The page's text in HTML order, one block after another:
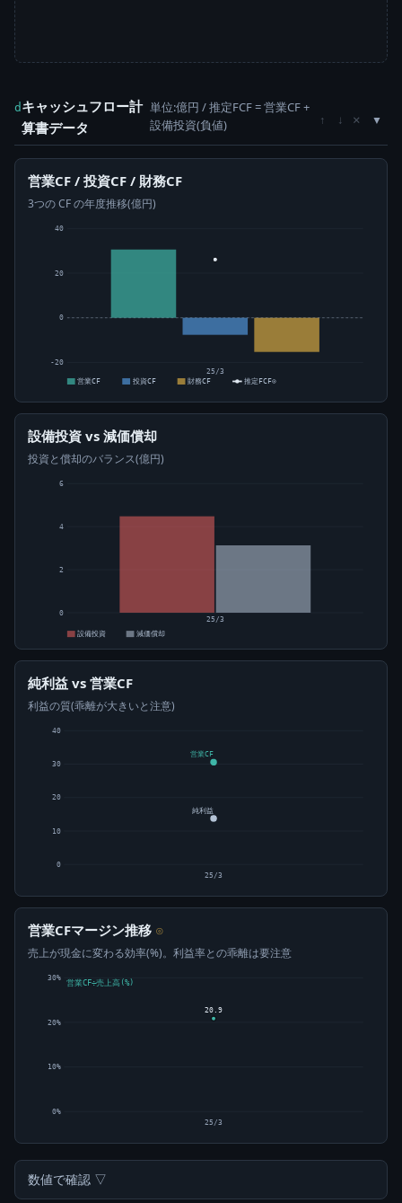
d キャッシュフロー計
算書データ
単位:億円 / 推定FCF = 営業CF +
設備投資(負値)
↑ ↓ ×
営業CF / 投資CF / 財務CF
3つの CF の年度推移(億円)
-20
0
20
40
25/3
営業CF
投資CF 財務CF 推定FCF⊙
設備投資 vs 減価償却
投資と償却のバランス(億円)
0
2
4
6
25/3
設備投資
減価償却
純利益 vs 営業CF
利益の質(乖離が大きいと注意)
0
10
20
30
40
営業CF
純利益
25/3
営業CFマージン推移 ⊙
売上が現金に変わる効率(%)。利益率との乖離は要注意
0%
10%
20%
30%
20.9
25/3
営業CF÷売上高(%)
数値で確認 ▽